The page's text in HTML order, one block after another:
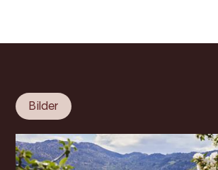
Bilder